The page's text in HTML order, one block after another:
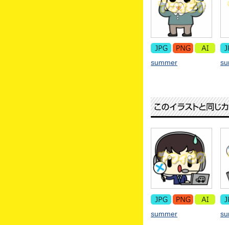
summer
summer